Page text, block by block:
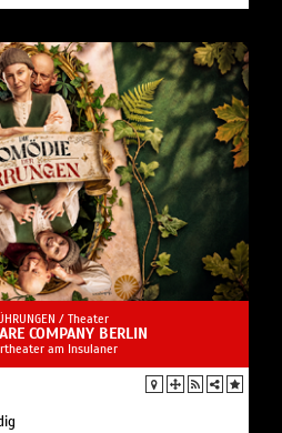
/ Theater
COMPANY BERLIN
am Insulaner